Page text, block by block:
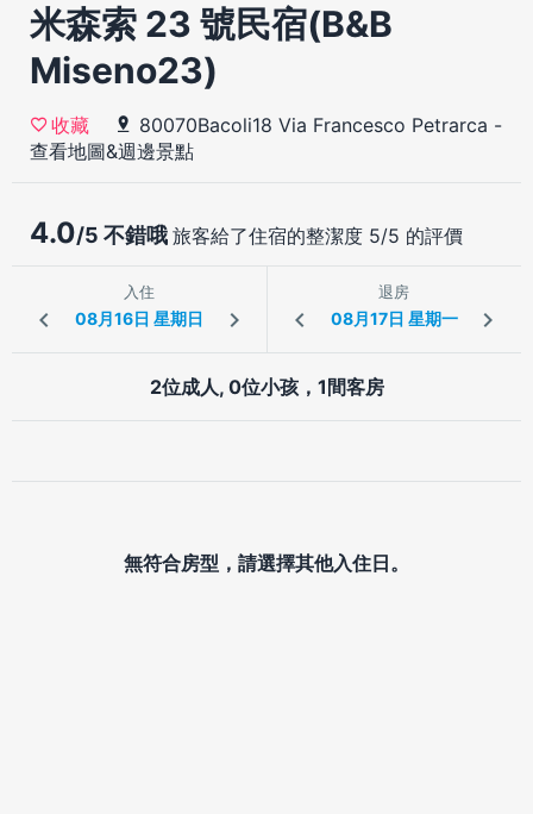
米森索 23 號民宿(B&B
Miseno23)
收藏 80070Bacoli18 Via Francesco Petrarca -
查看地圖&週邊景點
4.0/5 不錯哦 旅客給了住宿的整潔度 5/5 的評價
入住 退房
2位成人, 0位小孩，1間客房
無符合房型，請選擇其他入住日。